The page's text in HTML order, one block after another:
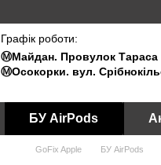
Графік роботи:
Ⓜ️Майдан. Провулок Тараса
Ⓜ️Осокорки. вул.
БУ AirPods
GoFix Apple БУ AirPods